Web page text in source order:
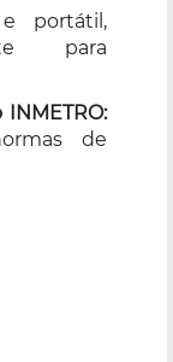
portátil,
para
de